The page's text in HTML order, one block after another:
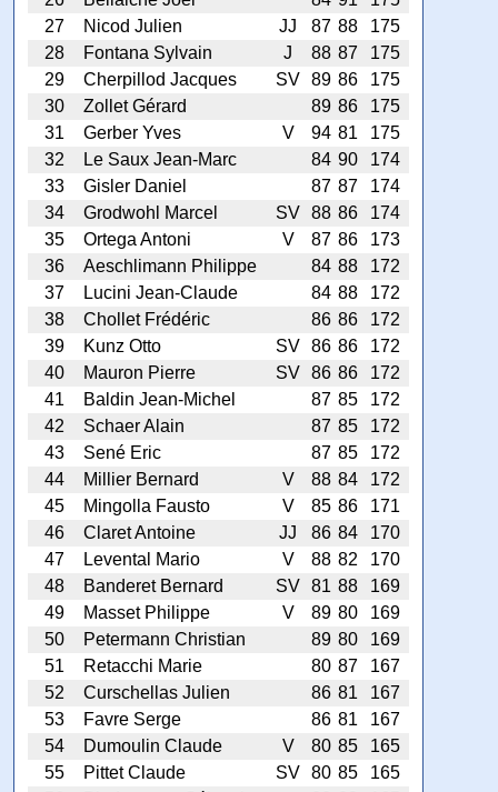
27
Nicod Julien JJ 87 88
175
28
Fontana Sylvain J 88 87
175
29
Cherpillod Jacques SV 89 86
175
30
Zollet Gérard 89 86
175
31
Gerber Yves V 94 81
175
32
Le Saux Jean-Marc 84 90
174
33
Gisler Daniel 87 87
174
34
Grodwohl Marcel SV 88 86
174
35
Ortega Antoni V 87 86
173
36
Aeschlimann Philippe 84 88
172
37
Lucini Jean-Claude 84 88
172
38
Chollet Frédéric 86 86
172
39
Kunz Otto SV 86 86
172
40
Mauron Pierre SV 86 86
172
41
Baldin Jean-Michel 87 85
172
42
Schaer Alain 87 85
172
43
Sené Eric 87 85
172
44
Millier Bernard V 88 84
172
45
Mingolla Fausto V 85 86
171
46
Claret Antoine JJ 86 84
170
47
Levental Mario V 88 82
170
48
Banderet Bernard SV 81 88
169
49
Masset Philippe V 89 80
169
50
Petermann Christian 89 80
169
51
Retacchi Marie 80 87
167
52
Curschellas Julien 86 81
167
53
Favre Serge 86 81
167
54
Dumoulin Claude V 80 85
165
55
Pittet Claude SV 80 85
165